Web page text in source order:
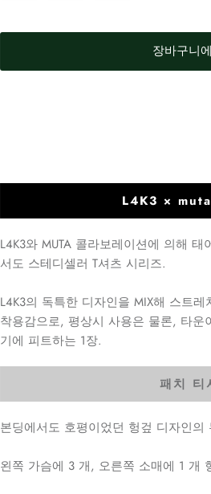
장바구니
L4K3 ×
L4K3와 MUTA 콜라보레이션에 의해
서도 스테디셀러 T셔츠 시리즈.
L4K3의 독특한 디자인을 MIX해 스트
착용감으로, 평상시 사용은 물론, 타운
기에 피트하는 1장.
패치 티
본딩에서도 호평이었던 헝겊 디자인의
왼쪽 가슴에 3 개, 오른쪽 소매에 1 개